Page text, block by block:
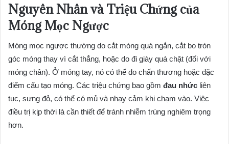
Nguyên Nhân và Triệu Chứng của
Móng Mọc Ngược
Móng mọc ngược thường do cắt móng quá ngắn, cắt bo tròn
góc móng thay vì cắt thẳng, hoặc do đi giày quá chật (đối với
móng chân). Ở móng tay, nó có thể do chấn thương hoặc đặc
điểm cấu tạo móng. Các triệu chứng bao gồm đau nhức liên
tục, sưng đỏ, có thể có mủ và nhạy cảm khi chạm vào. Việc
điều trị kịp thời là cần thiết để tránh nhiễm trùng nghiêm trọng
hơn.